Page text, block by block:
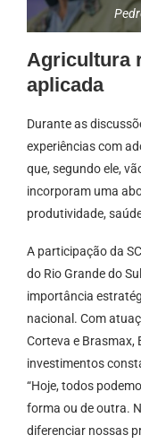
Agricultura
aplicada
Durante as
experiências com
que, segundo ele,
incorporam uma
produtividade,
A participação da
do Rio Grande do
importância
nacional. Com
Corteva e Brasmax,
investimentos
“Hoje, todos
forma ou de outra.
diferenciar nossas